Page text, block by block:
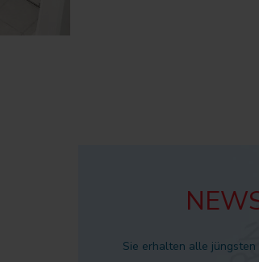
Sie erhalten alle